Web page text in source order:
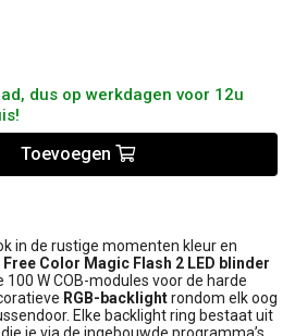
dus op werkdagen voor 12u
Toevoegen
in de rustige momenten kleur en
Free Color Magic Flash 2 LED blinder
W COB-modules voor de harde
RGB-backlightrondom elk oog
Elke backlight ring bestaat uit